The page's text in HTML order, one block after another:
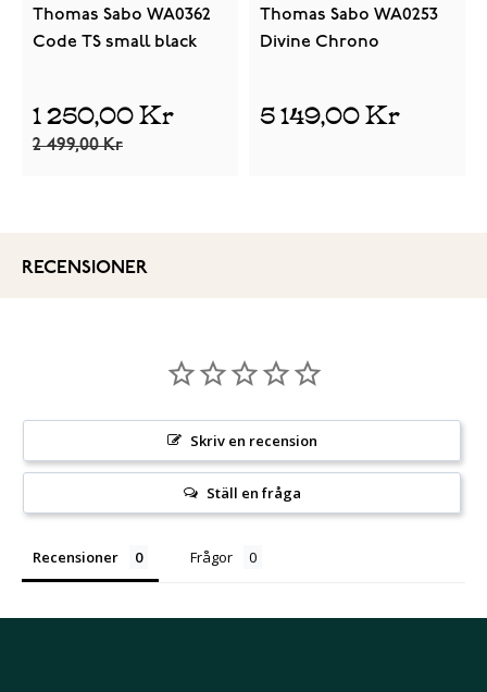
Thomas Sabo WA0362
Code TS small black
1 250,00 Kr
2 499,00 Kr
Thomas Sabo WA0253
Divine Chrono
5 149,00 Kr
RECENSIONER
Skriv en recension
Ställ en fråga
Recensioner Frågor